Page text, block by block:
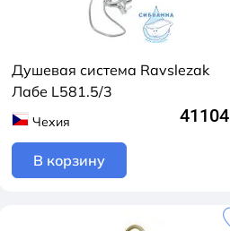
Душевая система Ravslezak
Лабе L581.5/3
Чехия 41104
В корзину